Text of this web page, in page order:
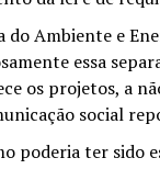
do Ambiente e
essa
os projetos, a
social
poderia ter sido